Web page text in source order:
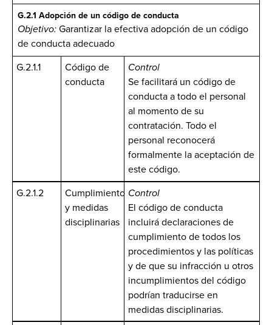
G.2.1 Adopción de un código de conducta
Objetivo:Garantizar la efectiva adopción de un código
de conducta adecuado
G.2.1.1
Código de
conducta
Control
Se facilitará un código de
conducta a todo el personal
al momento de su
contratación. Todo el
personal reconocerá
formalmente la aceptación de
este código.
G.2.1.2
Cumplimiento
y medidas
disciplinarias
Control
El código de conducta
incluirá declaraciones de
cumplimiento de todos los
procedimientos y las políticas
y de que su infracción u otros
incumplimientos del código
podrían traducirse en
medidas disciplinarias.